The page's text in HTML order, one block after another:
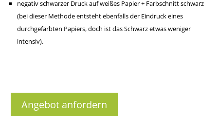
negativ schwarzer Druck auf weißes Papier + Farbschnitt schwarz
(bei dieser Methode entsteht ebenfalls der Eindruck eines
durchgefärbten Papiers, doch ist das Schwarz etwas weniger
intensiv).
Angebot anfordern